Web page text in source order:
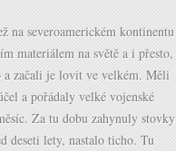
na severoamerickém kontinentu
materiálem na světě a i přesto,
začali je lovit ve velkém. Měli
a pořádaly velké vojenské
Za tu dobu zahynuly stovky
deseti lety, nastalo ticho. Tu